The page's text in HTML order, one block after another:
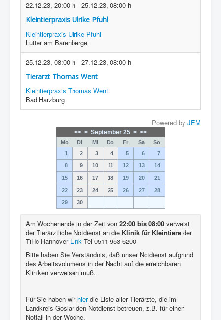
22.12.23, 20:00 h - 25.12.23, 08:00 h
Kleintierpraxis Ulrike Pfuhl
Kleintierpraxis Ulrike Pfuhl
Lutter am Barenberge
25.12.23, 08:00 h - 27.12.23, 08:00 h
Tierarzt Thomas Went
Kleintierpraxis Thomas Went
Bad Harzburg
Powered by JEM
<< < September 25 > >>
Mo Di Mi Do Fr Sa
So
1
2 3 4 5 6 7
8 9 10 11 12 13 14
15 16 17 18 19 20 21
22 23 24 25 26 27 28
29 30
Am Wochenende in der Zeit von 22:00 bis 08:00 verweist
der Tierärztliche Notdienst an die Klinik für Kleintiere der
TiHo Hannover Link Tel 0511 953 6200
Bitte haben Sie Verständnis, daß unser Notdienst aufgrund
des Arbeitsvolumens in der Nacht auf die erreichbaren
Kliniken verweisen muß.
Für Sie haben wir hierdie Liste aller Tierärzte, die im
Landkreis Goslar den Notdienst betreuen, z.B. für einen
Notfall in der Woche.